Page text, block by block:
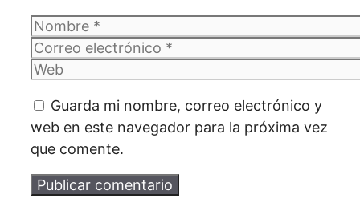
Nombre
Correo
electrónico
Web
Guarda mi nombre, correo electrónico y
web en este navegador para la próxima vez
que comente.